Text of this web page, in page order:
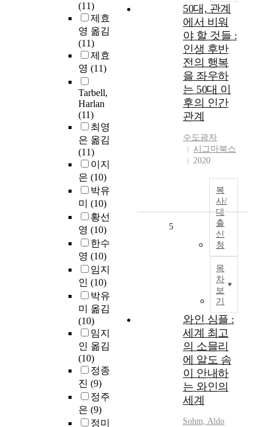
(11)
제효
영 옮김
(11)
제효
영 (11)
Tarbell,
Harlan
(11)
최영
은 옮김
(11)
이지
은 (10)
박유
미 (10)
황선
영 (10)
한수
영 (10)
임지
인 (10)
박유
미 옮김
(10)
임지
인 옮김
(10)
정종
진 (9)
정주
은 (9)
정미
50대, 관계
에서 비워
야 할 것들 :
인생 후반
전의 행복
을 좌우하
는 50대 이
후의 인간
관계
수도광자
시그마북스
2020
복
사/
대
출
신
청
목
차
보
기
5
와인 심플 :
세계 최고
의 소믈리
에 알도 솜
이 안내하
는 와인의
세계
Sohm, Aldo